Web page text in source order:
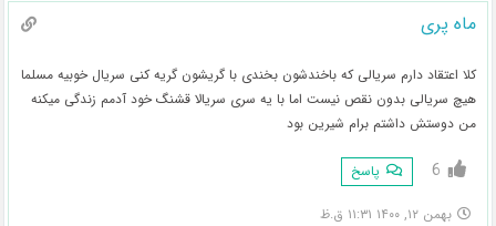
ماه پری
کلا اعتقاد دارم سریالی که باخندشون بخندی با گریشون گریه کنی سریال خوبیه مسلما
هیچ سریالی بدون نقص نیست اما با یه سری سریالا قشنگ خود آدمم زندگی میکنه
من دوستش داشتم برام شیرین بود
6 پاسخ
بهمن ۱۲, ۱۴۰۰ ۱۱:۳۱ ق.ظ